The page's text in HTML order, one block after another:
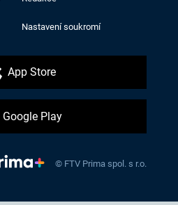
Nastavení soukromí
App Store
Google Play
© FTV Prima spol. s r.o.